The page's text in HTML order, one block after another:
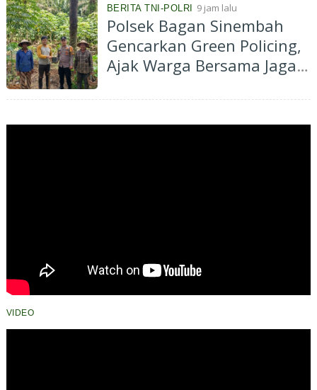
BERITA TNI-POLRI 9 jam lalu
Polsek Bagan Sinembah
Gencarkan Green Policing,
Ajak Warga Bersama Jaga
VIDEO